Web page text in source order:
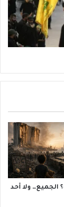
الجميع… ولا أحد